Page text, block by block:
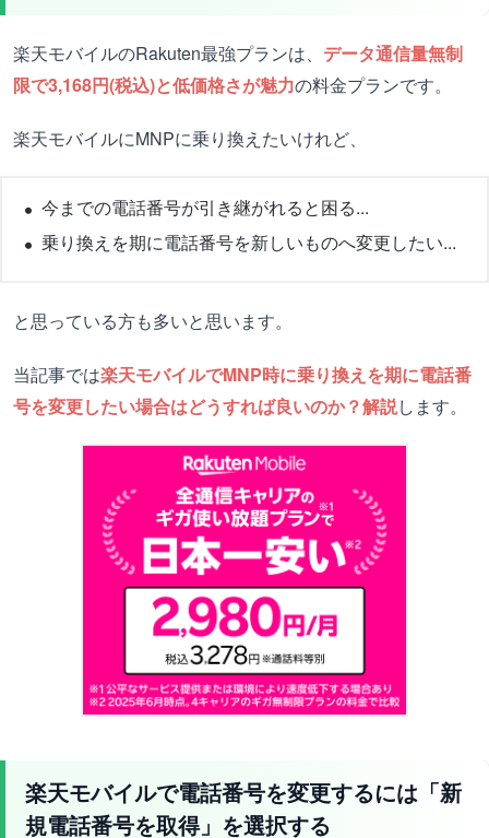
楽天モバイルのRakuten最強プランは、 データ通信量無制
限で3,168円(税込)と低価格さが魅力の料金プランです。
楽天モバイルにMNPに乗り換えたいけれど、
今までの電話番号が引き継がれると困る...
乗り換えを期に電話番号を新しいものへ変更したい...
と思っている方も多いと思います。
当記事では楽天モバイルでMNP時に乗り換えを期に電話番
号を変更したい場合はどうすれば良いのか？解説します。
楽天モバイルで電話番号を変更するには「新
規電話番号を取得」を選択する